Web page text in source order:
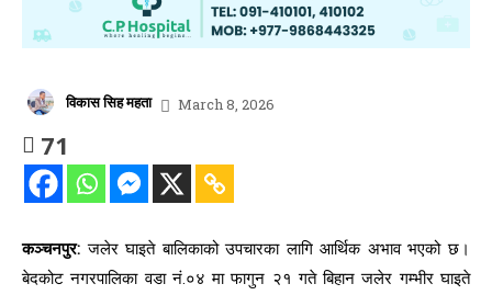
विकास सिह महता March 8, 2026
71
कञ्चनपुर: जलेर घाइते बालिकाको उपचारका लागि आर्थिक अभाव भएको छ।
बेदकोट नगरपालिका वडा नं.०४ मा फागुन २१ गते बिहान जलेर गम्भीर घाइते